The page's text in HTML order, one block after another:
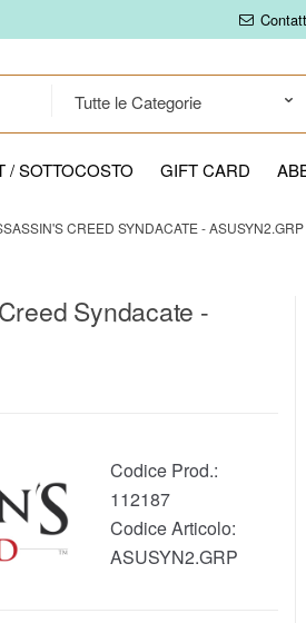
/ SOTTOCOSTO GIFT CARD
CREED SYNDACATE - ASUSYN2.GRP
Syndacate -
Codice Prod.:
112187
Codice Articolo:
ASUSYN2.GRP